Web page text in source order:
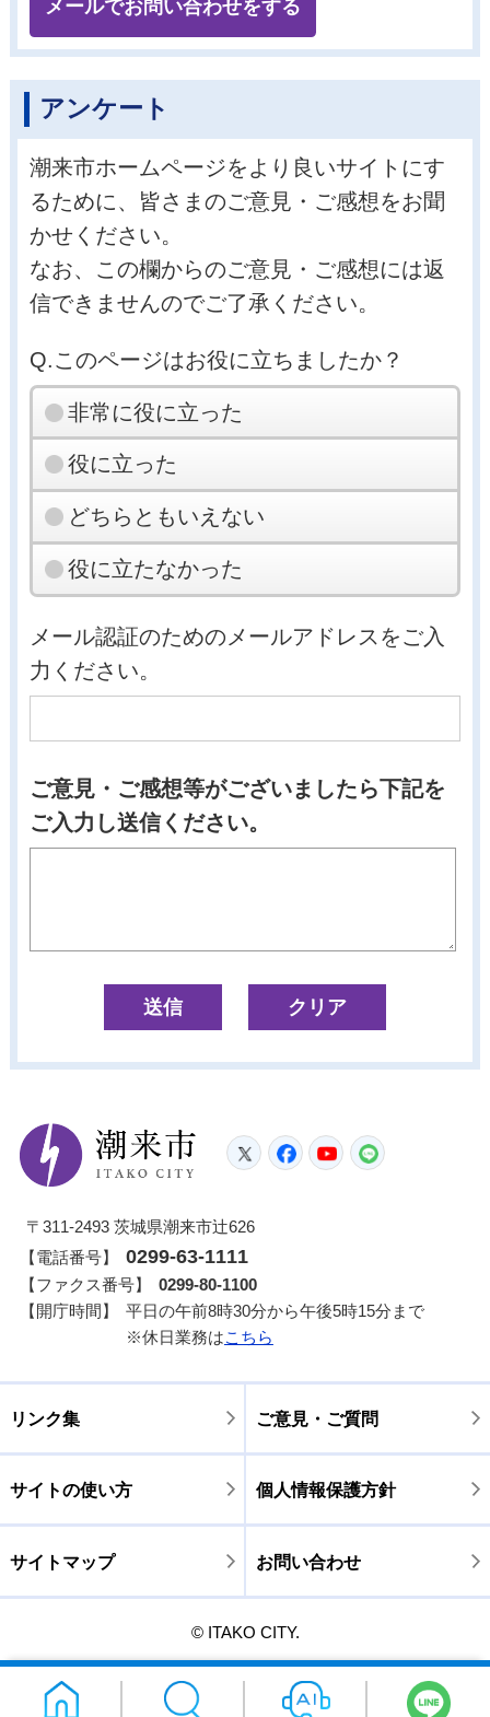
メールでお問い合わせをする
アンケート
潮来市ホームページをより良いサイトにす
るために、皆さまのご意見・ご感想をお聞
かせください。
なお、この欄からのご意見・ご感想には返
信できませんのでご了承ください。
Q.このページはお役に立ちましたか？
非常に役に立った
役に立った
どちらともいえない
役に立たなかった
メール認証のためのメールアドレスをご入
力ください。
ご意見・ご感想等がございましたら下記を
ご入力し送信ください。
潮来市
TwitterFacebook
YouTube
〒311-2493 茨城県潮来市辻626
【電話番号】
0299-63-1111
【ファクス番号】
0299-80-1100
【開庁時間】
平日の午前8時30分から午後5時15分まで
※休日業務はこちら
リンク集 ご意見・ご質問
サイトの使い方 個人情報保護方針
サイトマップ お問い合わせ
© ITAKO CITY.